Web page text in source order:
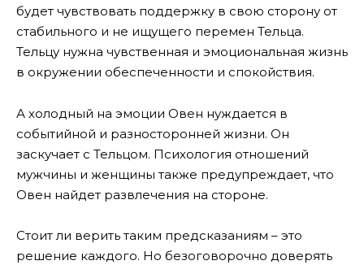
будет чувствовать поддержку в свою сторону от
стабильного и не ищущего перемен Тельца.
Тельцу нужна чувственная и эмоциональная жизнь
в окружении обеспеченности и спокойствия.
А холодный на эмоции Овен нуждается в
событийной и разносторонней жизни. Он
заскучает с Тельцом. Психология отношений
мужчины и женщины также предупреждает, что
Овен найдет развлечения на стороне.
Стоит ли верить таким предсказаниям – это
решение каждого. Но безоговорочно доверять